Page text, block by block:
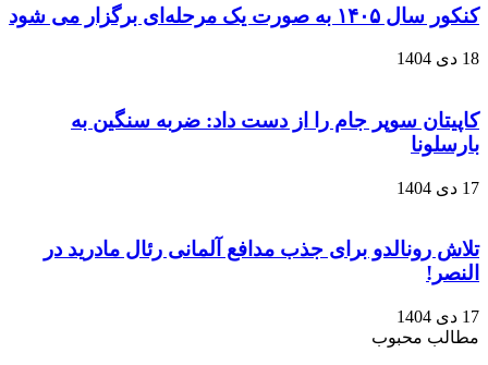
کنکور سال ۱۴۰۵ به صورت یک‌ مرحله‌ای برگزار می‌ شود
18 دی 1404
کاپیتان سوپر جام را از دست داد: ضربه سنگین به
بارسلونا
17 دی 1404
تلاش رونالدو برای جذب مدافع آلمانی رئال مادرید در
النصر!
17 دی 1404
مطالب محبوب